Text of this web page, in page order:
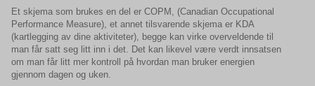
Et skjema som brukes en del er COPM, (Canadian Occupational
Performance Measure), et annet tilsvarende skjema er KDA
(kartlegging av dine aktiviteter), begge kan virke overveldende til
man får satt seg litt inn i det. Det kan likevel være verdt innsatsen
om man får litt mer kontroll på hvordan man bruker energien
gjennom dagen og uken.